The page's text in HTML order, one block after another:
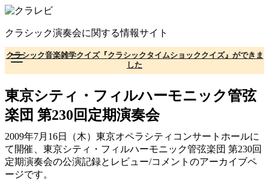
コ
テ
ン
ツ
へ
移
動
クラシック演奏会に関する情報サイト
クラシック音楽雑学クイズ『クラシックタイムショッククイズ』ができま
した
東京シティ・フィルハーモニック管弦
楽団 第230回定期演奏会
2009年7月16日（木）東京オペラシティコンサートホールに
て開催、東京シティ・フィルハーモニック管弦楽団 第230回
定期演奏会の公演記録とレビュー/コメントのアーカイブペ
ージです。